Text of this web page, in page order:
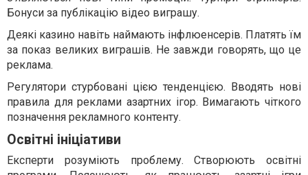
Бонуси за публікацію відео виграшу.
Деякі казино навіть наймають інфлюенсерів. Платять їм
за показ великих виграшів. Не завжди говорять, що це
реклама.
Регулятори стурбовані цією тенденцією. Вводять нові
правила для реклами азартних ігор. Вимагають чіткого
позначення рекламного контенту.
Освітні ініціативи
Експерти розуміють проблему. Створюють освітні